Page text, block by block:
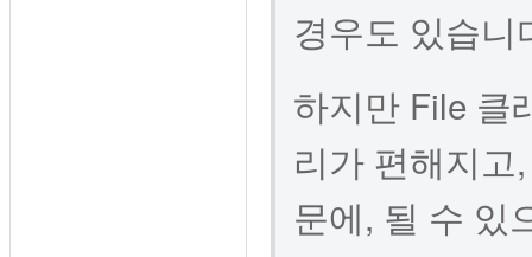
경우도 있습니
하지만 File 클
리가 편해지
문에, 될 수 있